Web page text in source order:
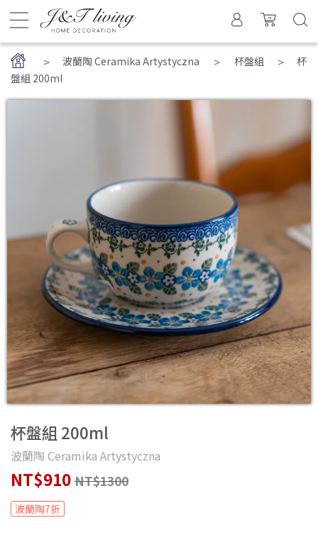
波蘭陶 Ceramika Artystyczna > 杯盤組
杯
盤組 200ml
杯盤組 200ml
波蘭陶 Ceramika Artystyczna
NT$910 NT$1300
波蘭陶7折